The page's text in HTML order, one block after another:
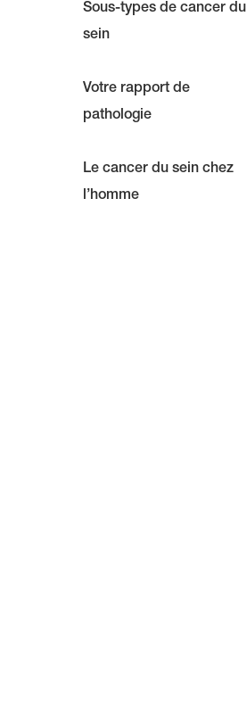
Sous-types de cancer du
sein
Votre rapport de
pathologie
Le cancer du sein chez
l’homme